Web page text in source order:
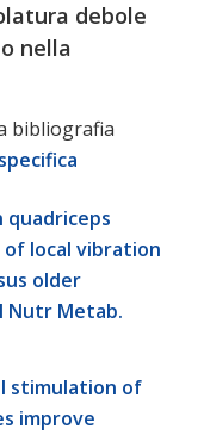
debole
nella
bibliografia
quadriceps
local vibration
older
Nutr Metab.
stimulation of
improve